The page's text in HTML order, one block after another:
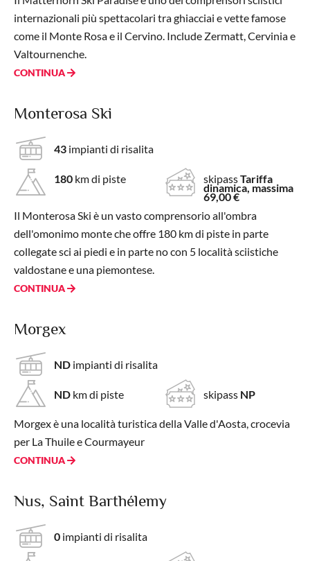
internazionali più spettacolari tra ghiacciai e vette famose
come il Monte Rosa e il Cervino. Include Zermatt, Cervinia e
Valtournenche.
CONTINUA
Monterosa Ski
43 impianti di risalita
180 km di piste skipassTariffa
dinamica, massima
69,00 €
Il Monterosa Ski è un vasto comprensorio all'ombra
dell'omonimo monte che offre 180 km di piste in parte
collegate sci ai piedi e in parte no con 5 località sciistiche
valdostane e una piemontese.
CONTINUA
Morgex
ND impianti di risalita
ND km di piste skipass NP
Morgex è una località turistica della Valle d'Aosta, crocevia
per La Thuile e Courmayeur
CONTINUA
Nus, Saint Barthélemy
0 impianti di risalita